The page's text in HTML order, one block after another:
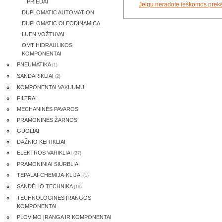
Jeigu neradote ieškomos
PRIEDAI
DUPLOMATIC AUTOMATION
DUPLOMATIC OLEODINAMICA
LUEN VOŽTUVAI
OMT HIDRAULIKOS
KOMPONENTAI
PNEUMATIKA (1)
SANDARIKLIAI (2)
KOMPONENTAI VAKUUMUI
FILTRAI
MECHANINĖS PAVAROS
PRAMONINĖS ŽARNOS
GUOLIAI
DAŽNIO KEITIKLIAI
ELEKTROS VARIKLIAI (37)
PRAMONINIAI SIURBLIAI
TEPALAI-CHEMIJA-KLIJAI (1)
SANDĖLIO TECHNIKA (16)
TECHNOLOGINĖS ĮRANGOS
KOMPONENTAI
PLOVIMO ĮRANGA IR KOMPONENTAI